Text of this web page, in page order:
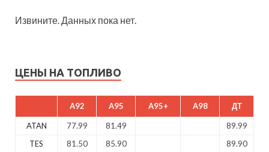
Извините. Данных пока нет.
ЦЕНЫ НА ТОПЛИВО
A92 A95 A95+ A98 ДТ
ATAN 77.99 81.49
89.99
TES
81.50 85.90
89.90